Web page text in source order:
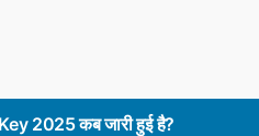
2025 कब जारी हुई है?